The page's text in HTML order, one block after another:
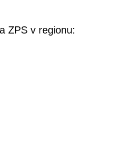
ZPS v regionu: